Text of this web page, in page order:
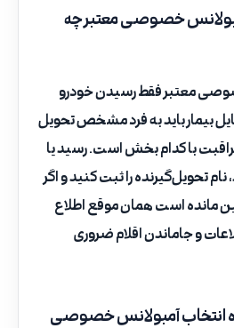
خصوصی معتبر چه
معتبر فقط رسیدن خودرو
بیمار باید به فرد مشخص تحویل
با کدام بخش است. رسید یا
نام تحویل‌گیرنده را ثبت کنید و اگر
مانده است همان موقع اطلاع
و جا‌ماندن اقلام ضروری
انتخاب آمبولانس خصوصی